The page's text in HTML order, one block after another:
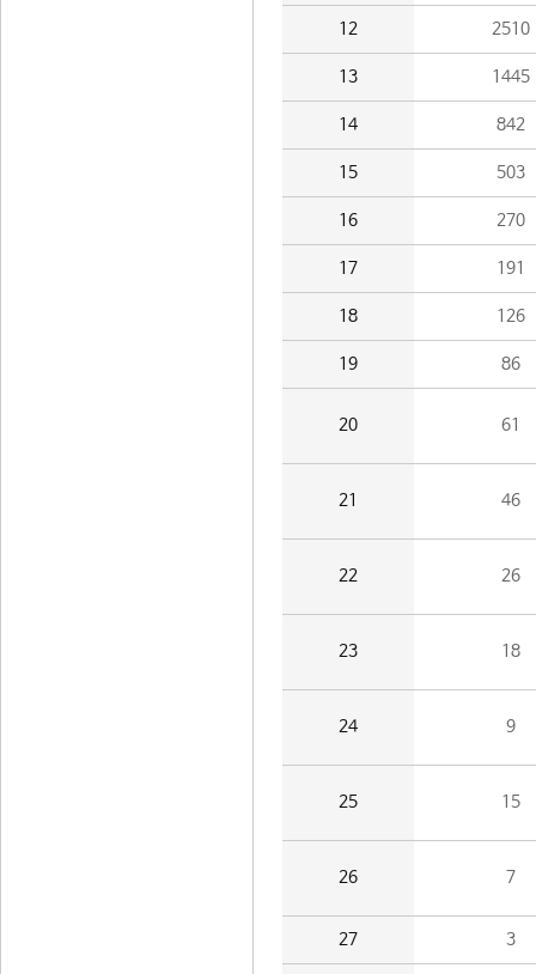
12 2510
13 1445
14 842
15 503
16 270
17 191
18 126
19 86
20 61
21 46
22 26
23 18
24 9
25 15
26 7
27 3